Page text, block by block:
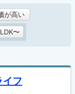
が高い
〜
イフ